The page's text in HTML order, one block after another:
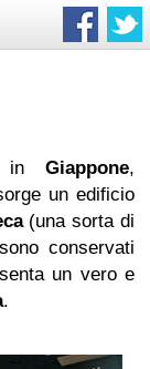
in Giappone,
un edificio
(una sorta di
conservati
un vero e
.